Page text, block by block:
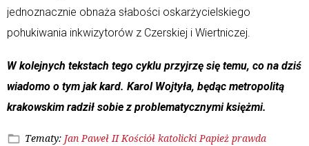
jednoznacznie obnaża słabości oskarżycielskiego
pohukiwania inkwizytorów z Czerskiej i Wiertniczej.
W kolejnych tekstach tego cyklu przyjrzę się temu, co na dziś
wiadomo o tym jak kard. Karol Wojtyła, będąc metropolitą
krakowskim radził sobie z problematycznymi księżmi.
Tematy: Jan Paweł II Kościół katolicki Papież prawda